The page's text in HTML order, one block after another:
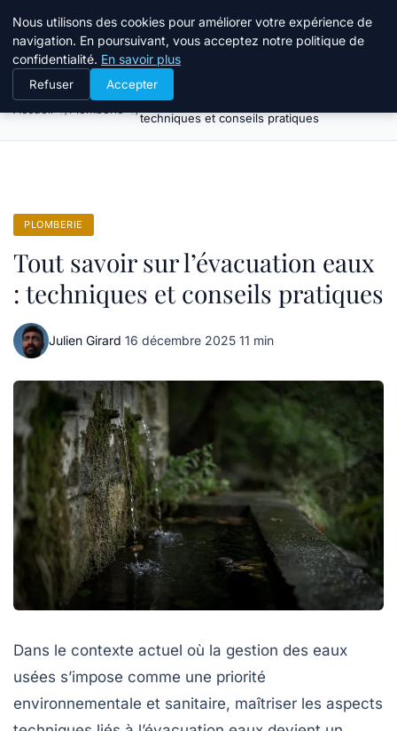
Atelier Designers
Tout savoir sur l’évacuation eaux :
techniques et conseils pratiques
PLOMBERIE
Tout savoir sur l’évacuation eaux
: techniques et conseils pratiques
Julien Girard·16 décembre 2025·11 min
Dans le contexte actuel où la gestion des eaux
usées s’impose comme une priorité
environnementale et sanitaire, maîtriser les aspects
Nous utilisons des cookies pour améliorer votre expérience de
navigation. En poursuivant, vous acceptez notre politique de
confidentialité. En savoir plus
Refuser Accepter